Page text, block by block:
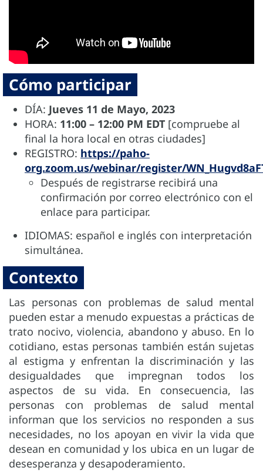
Cómo participar
DÍA: Jueves 11 de Mayo, 2023
HORA: 11:00 – 12:00 PM EDT [compruebe al
final la hora local en otras ciudades]
REGISTRO: https://paho-
org.zoom.us/webinar/register/
Después de registrarse recibirá una
confirmación por correo electrónico con el
enlace para participar.
IDIOMAS: español e inglés con interpretación
simultánea.
Contexto
Las personas con problemas de salud mental
pueden estar a menudo expuestas a prácticas de
trato nocivo, violencia, abandono y abuso. En lo
cotidiano, estas personas también están sujetas
al estigma y enfrentan la discriminación y las
desigualdades que impregnan todos los
aspectos de su vida. En consecuencia, las
personas con problemas de salud mental
informan que los servicios no responden a sus
necesidades, no los apoyan en vivir la vida que
desean en comunidad y los ubica en un lugar de
desesperanza y desapoderamiento.